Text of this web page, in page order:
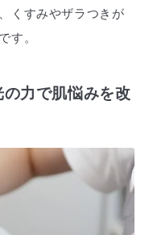
くすみやザラつきが
す。
力で肌悩みを改